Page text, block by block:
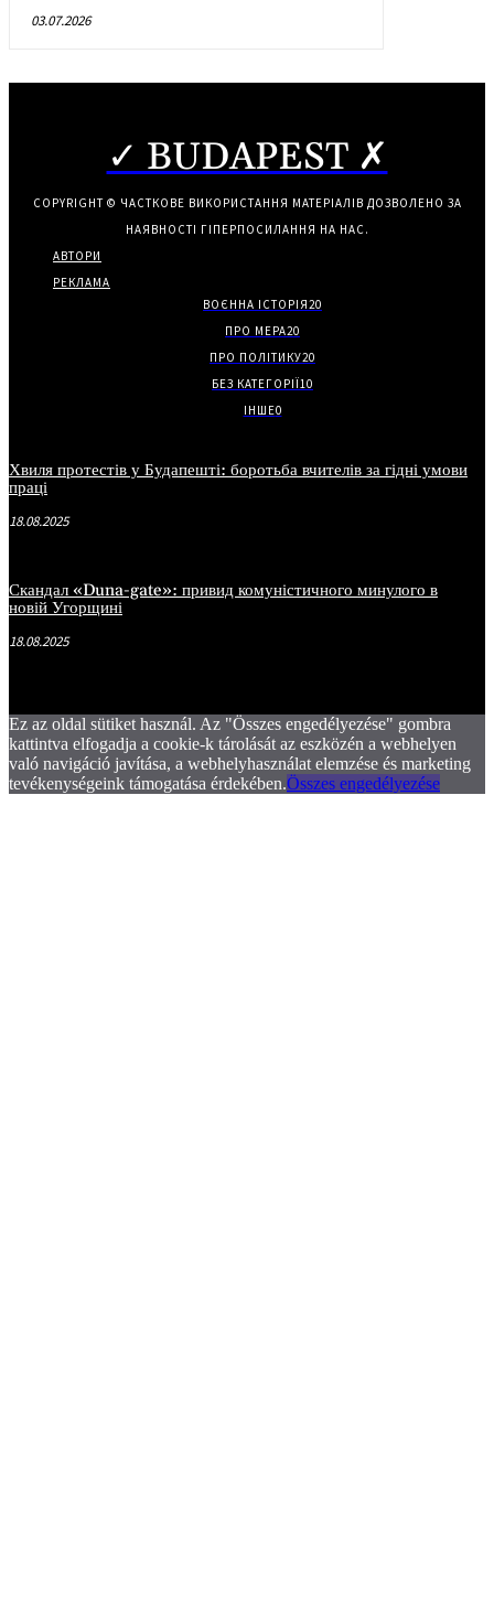
03.07.2026
✓ BUDAPEST ✗
COPYRIGHT © ЧАСТКОВЕ ВИКОРИСТАННЯ МАТЕРІАЛІВ ДОЗВОЛЕНО ЗА
НАЯВНОСТІ ГІПЕРПОСИЛАННЯ НА НАС.
АВТОРИ
РЕКЛАМА
ВОЄННА ІСТОРІЯ20
ПРО МЕРА20
ПРО ПОЛІТИКУ20
БЕЗ КАТЕГОРІЇ10
ІНШЕ0
Хвиля протестів у Будапешті: боротьба вчителів за гідні умови
праці
18.08.2025
Скандал «Duna-gate»: привид комуністичного минулого в
новій Угорщині
18.08.2025
Ez az oldal sütiket használ. Az "Összes engedélyezése" gombra
kattintva elfogadja a cookie-k tárolását az eszközén a webhelyen
való navigáció javítása, a webhelyhasználat elemzése és marketing
tevékenységeink támogatása érdekében.Összes engedélyezése